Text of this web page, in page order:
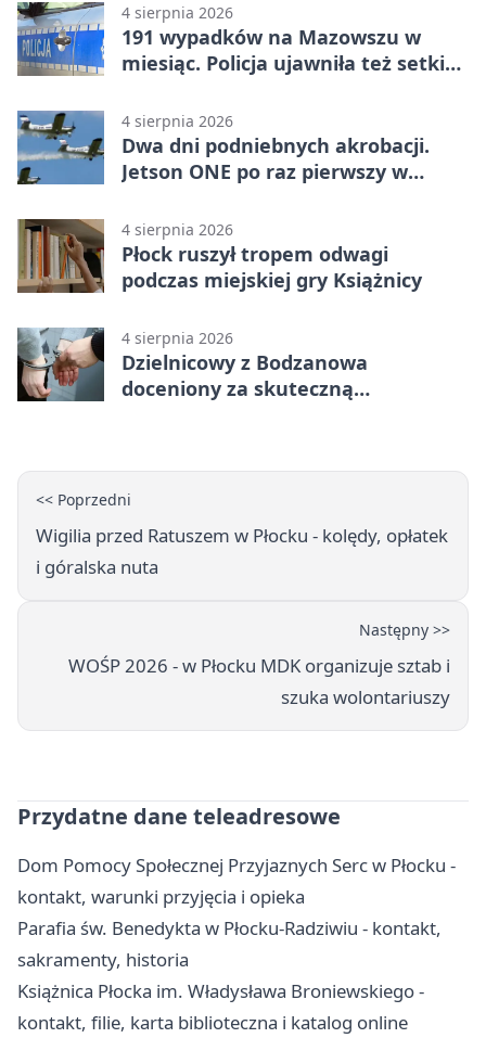
4 sierpnia 2026
191 wypadków na Mazowszu w
miesiąc. Policja ujawniła też setki
4 sierpnia 2026
Dwa dni podniebnych akrobacji.
Jetson ONE po raz pierwszy w
4 sierpnia 2026
Płock ruszył tropem odwagi
podczas miejskiej gry Książnicy
4 sierpnia 2026
Dzielnicowy z Bodzanowa
doceniony za skuteczną
<< Poprzedni
Wigilia przed Ratuszem w Płocku - kolędy, opłatek
i góralska nuta
Następny >>
WOŚP 2026 - w Płocku MDK organizuje sztab i
szuka wolontariuszy
Przydatne dane teleadresowe
Dom Pomocy Społecznej Przyjaznych Serc w Płocku -
kontakt, warunki przyjęcia i opieka
Parafia św. Benedykta w Płocku-Radziwiu - kontakt,
sakramenty, historia
Książnica Płocka im. Władysława Broniewskiego -
kontakt, filie, karta biblioteczna i katalog online